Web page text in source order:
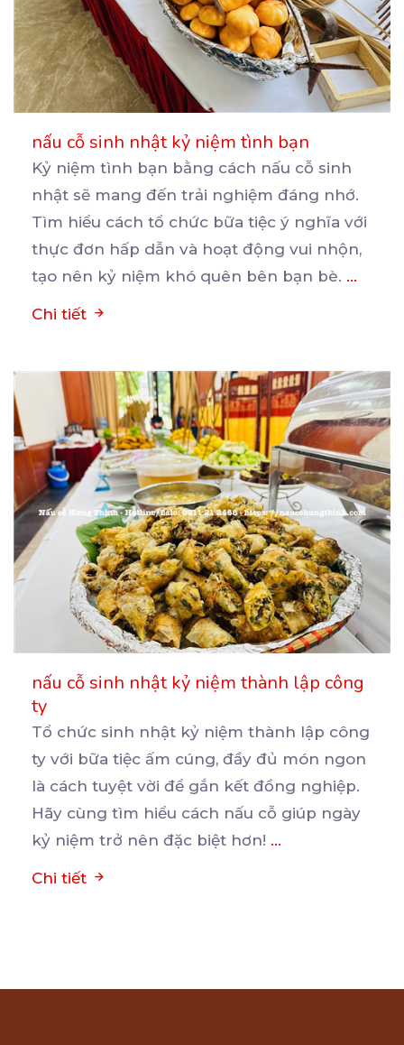
nấu cỗ sinh nhật kỷ niệm tình bạn
Kỷ niệm tình bạn bằng cách nấu cỗ sinh
nhật sẽ mang đến trải nghiệm đáng nhớ.
Tìm hiểu cách tổ chức bữa tiệc ý nghĩa với
thực đơn hấp dẫn và hoạt động vui nhộn,
tạo nên kỷ niệm khó quên bên bạn bè. ...
Chi tiết
nấu cỗ sinh nhật kỷ niệm thành lập công
ty
Tổ chức sinh nhật kỷ niệm thành lập công
ty với bữa tiệc ấm cúng, đầy đủ món ngon
là cách tuyệt vời để gắn kết đồng nghiệp.
Hãy cùng tìm hiểu cách nấu cỗ giúp ngày
kỷ niệm trở nên đặc biệt hơn! ...
Chi tiết